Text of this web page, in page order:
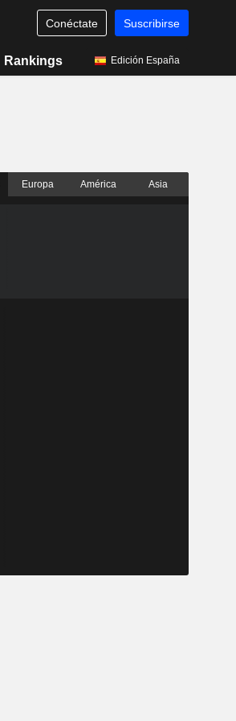
Conéctate Suscribirse
Rankings Edición España
Europa América Asia